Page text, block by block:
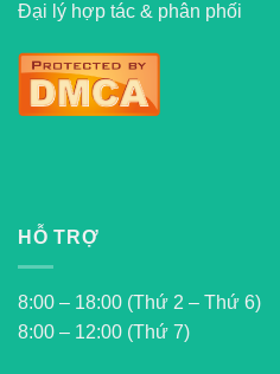
Đại lý hợp tác & phân phối
HỖ TRỢ
8:00 – 18:00 (Thứ 2 – Thứ 6)
8:00 – 12:00 (Thứ 7)